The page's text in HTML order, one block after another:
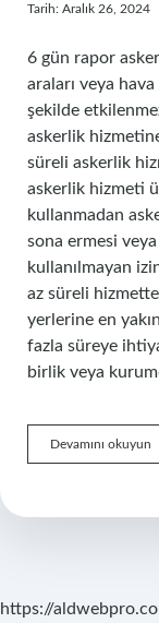
Tarih: Aralık 26, 2024
6 gün rapor
araları veya
şekilde
askerlik
süreli askerlik
askerlik hizmeti
kullanmadan
sona ermesi
kullanılmayan
az süreli
yerlerine en
fazla süreye
birlik veya
Devamını okuyun
https://